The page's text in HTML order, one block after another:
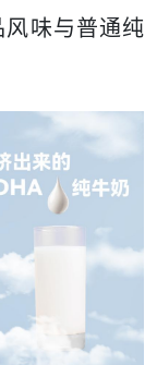
味与普通纯